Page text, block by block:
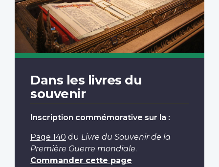
Dans les livres du
souvenir
Inscription commémorative sur la :
Page 140 du Livre du Souvenir de la
Première Guerre mondiale.
Commander cette page